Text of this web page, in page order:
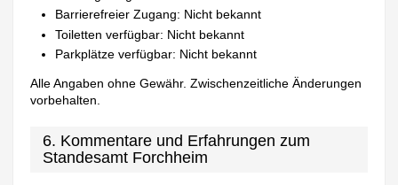
Barrierefreier Zugang: Nicht bekannt
Toiletten verfügbar: Nicht bekannt
Parkplätze verfügbar: Nicht bekannt
Alle Angaben ohne Gewähr. Zwischenzeitliche Änderungen
vorbehalten.
6. Kommentare und Erfahrungen zum
Standesamt Forchheim